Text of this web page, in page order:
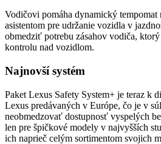
Vodičovi pomáha dynamický tempomat
asistentom pre udržanie vozidla v
obmedziť potrebu zásahov vodiča,
kontrolu nad vozidlom.
Najnovší systém
Paket Lexus Safety System+ je teraz k
Lexus predávaných v Európe, čo je v
neobmedzovať dostupnosť vyspelých
len pre špičkové modely v najvyšších
ich naprieč celým sortimentom svojich